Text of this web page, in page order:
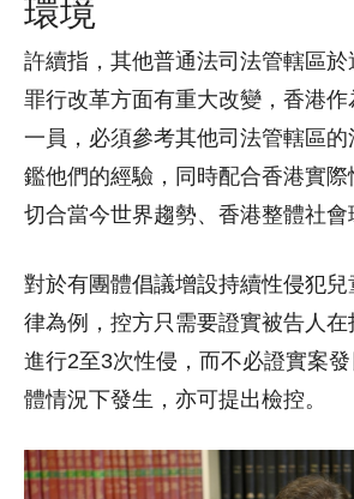
環境
許續指，其他普通法司法管轄區
罪行改革方面有重大改變，香港
一員，必須參考其他司法管轄區
鑑他們的經驗，同時配合香港實
切合當今世界趨勢、香港整體社會
對於有團體倡議增設持續性侵犯
律為例，控方只需要證實被告人
進行2至3次性侵，而不必證實案
體情況下發生，亦可提出檢控。